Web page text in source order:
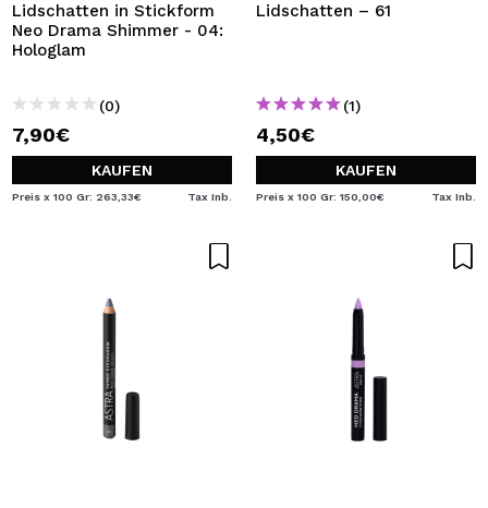
Lidschatten in Stickform
Neo Drama Shimmer - 04:
Hologlam
(0)
7,90€
KAUFEN
Preis x 100 Gr: 263,33€ Tax Inb.
Lidschatten – 61
(1)
4,50€
KAUFEN
Preis x 100 Gr: 150,00€ Tax Inb.